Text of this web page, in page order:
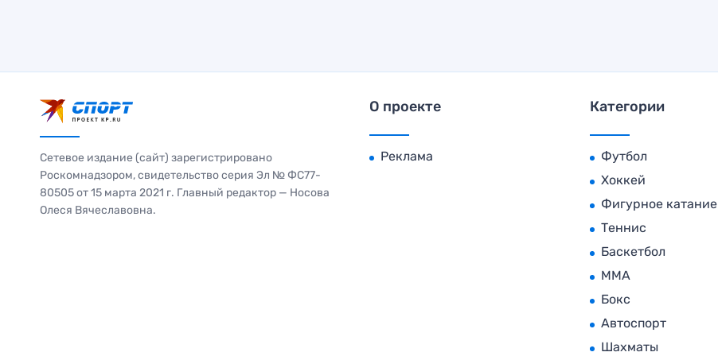
Сетевое издание (сайт) зарегистрировано
Роскомнадзором, свидетельство серия Эл № ФС77-
80505 от 15 марта 2021 г. Главный редактор — Носова
Олеся Вячеславовна.
О проекте
Реклама
Категории
Футбол
Хоккей
Фигурное катание
Теннис
Баскетбол
MMA
Бокс
Автоспорт
Шахматы